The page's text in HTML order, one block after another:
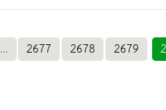
... 2677 2678 2679